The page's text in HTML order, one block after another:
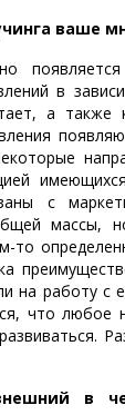
ваше
в
а также
с
массы,
то
на работу с
что любое
в